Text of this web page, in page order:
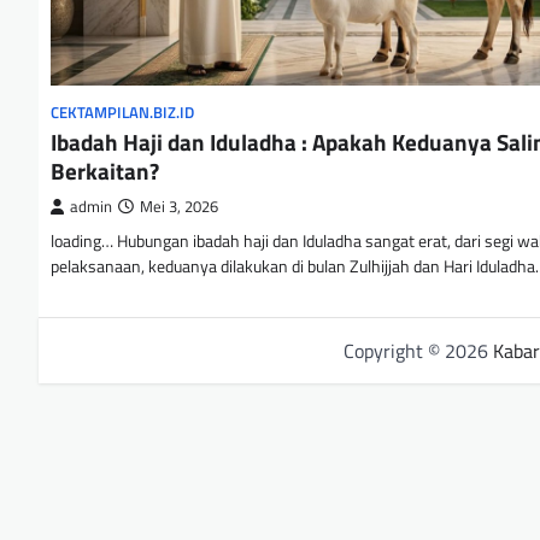
CEKTAMPILAN.BIZ.ID
Ibadah Haji dan Iduladha : Apakah Keduanya
Berkaitan?
admin Mei 3, 2026
loading… Hubungan ibadah haji dan Iduladha sangat erat, dari segi
pelaksanaan, keduanya dilakukan di bulan Zulhijjah dan Hari
Copyright © 2026